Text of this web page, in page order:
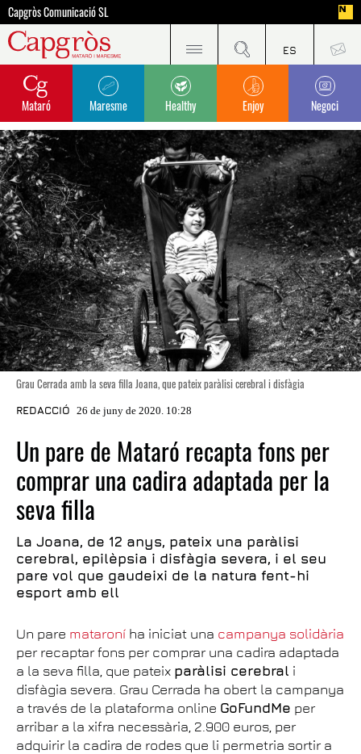
Capgròs Comunicació SL
Mataró Maresme Healthy Enjoy Negoci
Grau Cerrada amb la seva filla Joana, que pateix paràlisi cerebral i disfàgia
REDACCIÓ 26 de juny de 2020. 10:28
Un pare de Mataró recapta fons per
comprar una cadira adaptada per la
seva filla
La Joana, de 12 anys, pateix una paràlisi
cerebral, epilèpsia i disfàgia severa, i el seu
pare vol que gaudeixi de la natura fent-hi
esport amb ell
Un pare mataroní ha iniciat una campanya solidària
per recaptar fons per comprar una cadira adaptada
a la seva filla, que pateix paràlisi cerebral i
disfàgia severa. Grau Cerrada ha obert la campanya
a través de la plataforma online GoFundMe per
arribar a la xifra necessària, 2.900 euros, per
adquirir la cadira de rodes que li permetria sortir a